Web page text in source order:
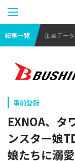
記事一覧 企業デー
事前登録
EXNOA、タ
ンスター娘
娘たちに溺